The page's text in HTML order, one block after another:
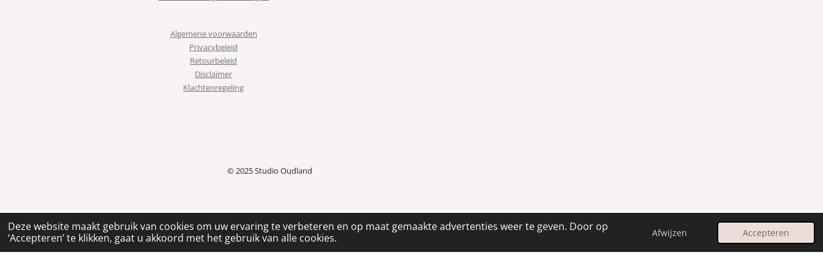
Deze website maakt gebruik van cookies om uw ervaring te verbeteren en op maat gemaakte advertenties weer te geven. Door op
‘Accepteren’ te klikken, gaat u akkoord met het gebruik van alle cookies.
Afwijzen Accepteren
Algemene voorwaarden
Privacybeleid
Retourbeleid
Disclaimer
Klachtenregeling
© 2025 Studio Oudland